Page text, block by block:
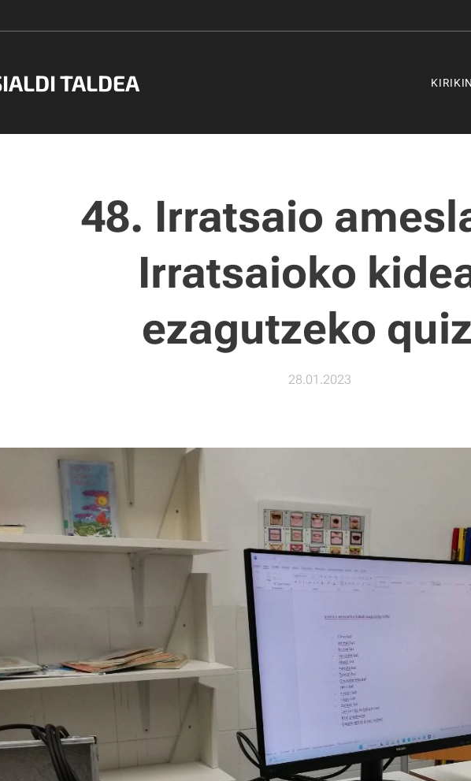
TALDEA
48. Irratsaio
Irratsaioko
ezagutzeko
28.01.2023